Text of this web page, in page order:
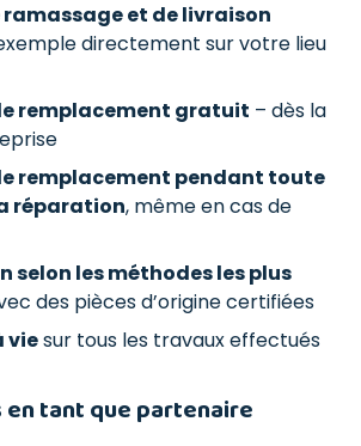
ramassage et de livraison
directement sur votre lieu
remplacement gratuit – dès la
remplacement pendant toute
réparation, même en cas de
selon les méthodes les plus
des pièces d’origine certifiées
viesur tous les travaux effectués
en tant que partenaire